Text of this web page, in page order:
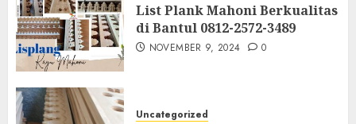
List Plank Mahoni Berkualitas
di Bantul 0812-2572-3489
NOVEMBER 9, 2024 0
Uncategorized